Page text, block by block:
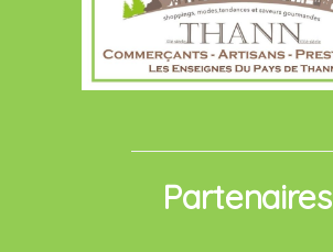
Partenaires